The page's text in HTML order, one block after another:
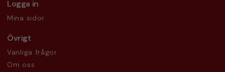
Logga in
Mina sidor
Övrigt
Vanliga frågor
Om oss